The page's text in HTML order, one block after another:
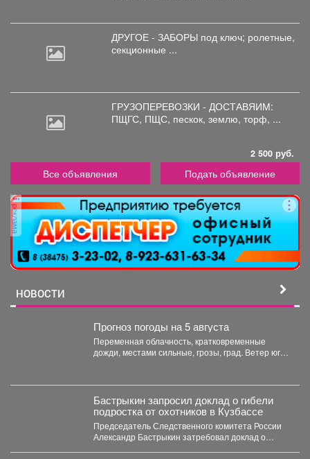
ДРУГОЕ - ЗАБОРЫ под ключ; ролетные,
секционные ...
ГРУЗОПЕРЕВОЗКИ - ДОСТАВЯИМ:
ПЩГС, ПЩС, пескок, землю, торф, ...
2 500 руб.
Все объявления Подать объявление
реклама
НОВОСТИ
Прогноз погоды на 5 августа
Переменная облачность, кратковременные
дожди, местами сильные, грозы, град. Ветер юго-
Бастрыкин запросил доклад о гибели
подростка от охотников в Кузбассе
Председатель Следственного комитета России
Александр Бастрыкин затребовал доклад о